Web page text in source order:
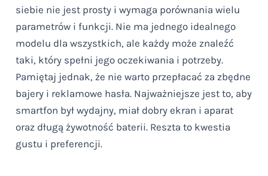
siebie nie jest prosty i wymaga porównania wielu
parametrów i funkcji. Nie ma jednego idealnego
modelu dla wszystkich, ale każdy może znaleźć
taki, który spełni jego oczekiwania i potrzeby.
Pamiętaj jednak, że nie warto przepłacać za zbędne
bajery i reklamowe hasła. Najważniejsze jest to, aby
smartfon był wydajny, miał dobry ekran i aparat
oraz długą żywotność baterii. Reszta to kwestia
gustu i preferencji.